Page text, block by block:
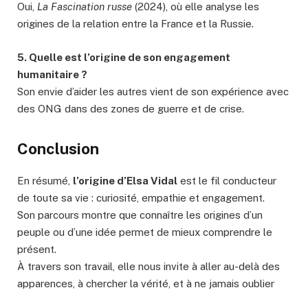
Oui, La Fascination russe (2024), où elle analyse les
origines de la relation entre la France et la Russie.
5. Quelle est l’origine de son engagement
humanitaire ?
Son envie d’aider les autres vient de son expérience avec
des ONG dans des zones de guerre et de crise.
Conclusion
En résumé, l’origine d’Elsa Vidal est le fil conducteur
de toute sa vie : curiosité, empathie et engagement.
Son parcours montre que connaître les origines d’un
peuple ou d’une idée permet de mieux comprendre le
présent.
À travers son travail, elle nous invite à aller au-delà des
apparences, à chercher la vérité, et à ne jamais oublier